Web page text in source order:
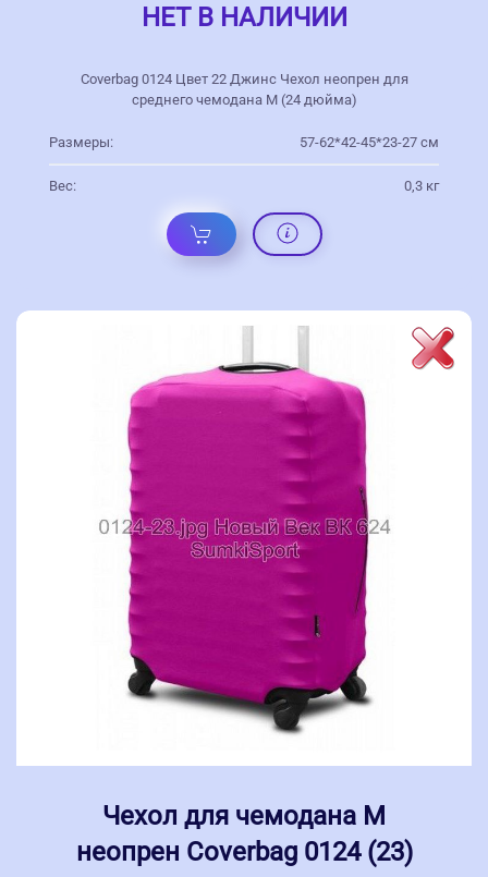
НЕТ В НАЛИЧИИ
Coverbag 0124 Цвет 22 Джинс Чехол неопрен для
среднего чемодана M (24 дюйма)
Размеры: 57-62*42-45*23-27 см
Вес: 0,3 кг
Чехол для чемодана M
неопрен Coverbag 0124 (23)